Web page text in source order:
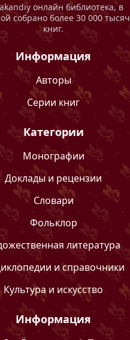
онлайн библиотека, в
собрано более 30 000 тысяч
книг.
Информация
Авторы
Серии книг
Категории
Монографии
Доклады и рецензии
Словари
Фольклор
литература
и справочники
Культура и искусство
Информация